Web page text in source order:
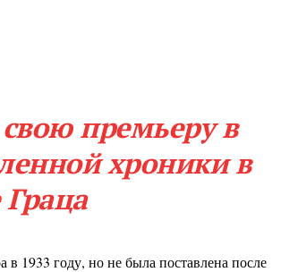
премьеру в
хроники в
1933 году, но не была поставлена после